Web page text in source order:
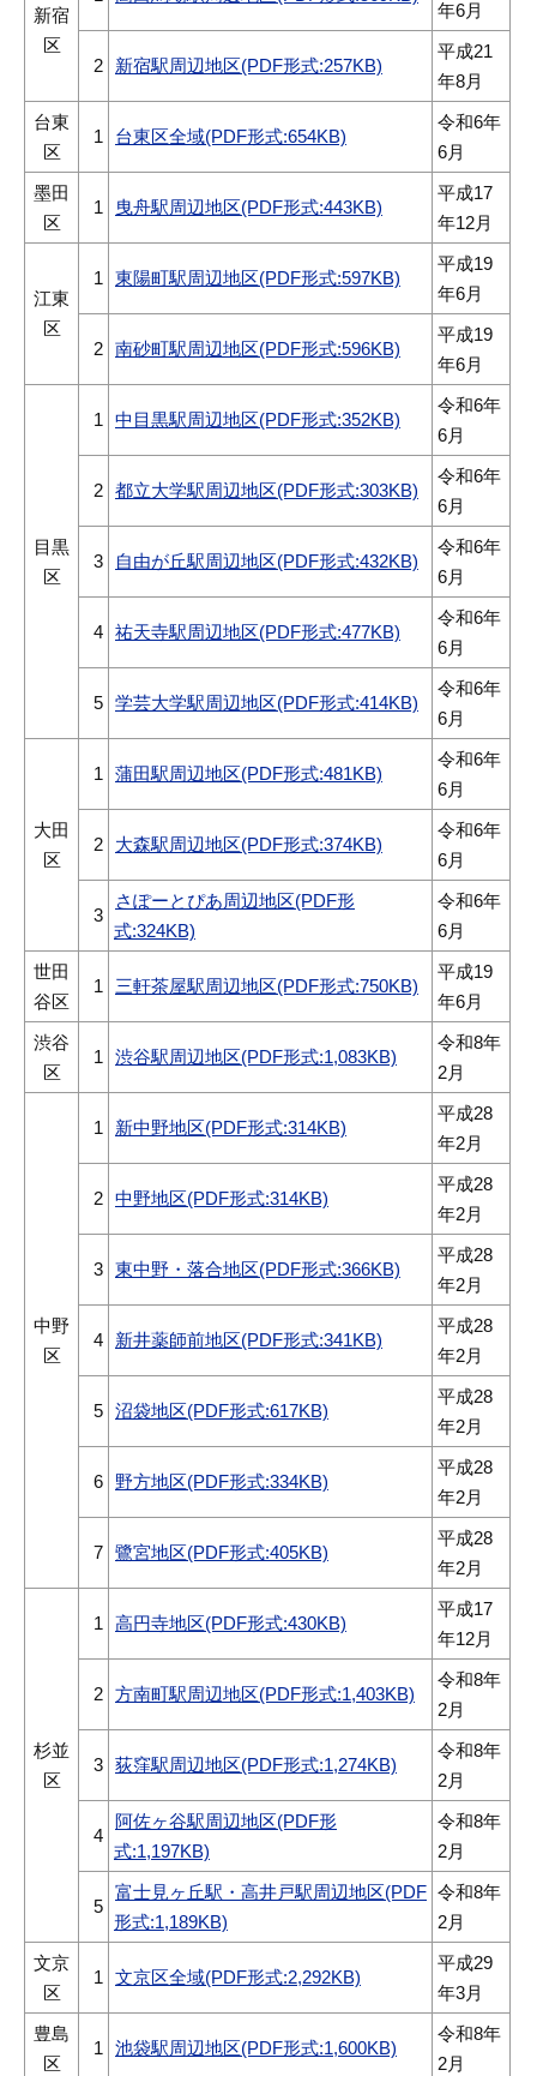
新宿
区
年6月
2 新宿駅周辺地区(PDF形式:257KB)
平成21
年8月
台東
区
1 台東区全域(PDF形式:654KB)
令和6年
6月
墨田
区
1 曳舟駅周辺地区(PDF形式:443KB)
平成17
年12月
江東
区
1 東陽町駅周辺地区(PDF形式:597KB)
平成19
年6月
2 南砂町駅周辺地区(PDF形式:596KB)
平成19
年6月
目黒
区
1 中目黒駅周辺地区(PDF形式:352KB)
令和6年
6月
2 都立大学駅周辺地区(PDF形式:303KB)
令和6年
6月
3 自由が丘駅周辺地区(PDF形式:432KB)
令和6年
6月
4 祐天寺駅周辺地区(PDF形式:477KB)
令和6年
6月
5 学芸大学駅周辺地区(PDF形式:414KB)
令和6年
6月
大田
区
1 蒲田駅周辺地区(PDF形式:481KB)
令和6年
6月
2 大森駅周辺地区(PDF形式:374KB)
令和6年
6月
3
さぽーとぴあ周辺地区(PDF形
式:324KB)
令和6年
6月
世田
谷区
1 三軒茶屋駅周辺地区(PDF形式:750KB)
平成19
年6月
渋谷
区
1 渋谷駅周辺地区(PDF形式:1,083KB)
令和8年
2月
中野
区
1 新中野地区(PDF形式:314KB)
平成28
年2月
2 中野地区(PDF形式:314KB)
平成28
年2月
3 東中野・落合地区(PDF形式:366KB)
平成28
年2月
4 新井薬師前地区(PDF形式:341KB)
平成28
年2月
5 沼袋地区(PDF形式:617KB)
平成28
年2月
6 野方地区(PDF形式:334KB)
平成28
年2月
7 鷺宮地区(PDF形式:405KB)
平成28
年2月
杉並
区
1 高円寺地区(PDF形式:430KB)
平成17
年12月
2 方南町駅周辺地区(PDF形式:1,403KB)
令和8年
2月
3 荻窪駅周辺地区(PDF形式:1,274KB)
令和8年
2月
4
阿佐ヶ谷駅周辺地区(PDF形
式:1,197KB)
令和8年
2月
5
富士見ヶ丘駅・高井戸駅周辺地区(PDF
形式:1,189KB)
令和8年
2月
文京
区
1 文京区全域(PDF形式:2,292KB)
平成29
年3月
豊島
区
1 池袋駅周辺地区(PDF形式:1,600KB)
令和8年
2月